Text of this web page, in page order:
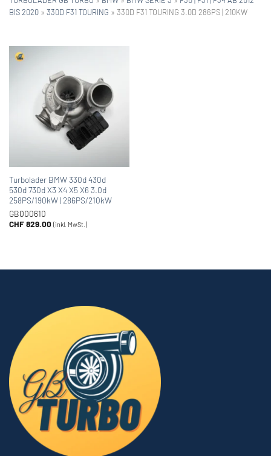
BIS 2020 » 330D F31 TOURING » 330D F31 TOURING 3.0D 286PS | 210KW
Turbolader BMW 330d 430d
530d 730d X3 X4 X5 X6 3.0d
258PS/190kW | 286PS/210kW
GB000610
CHF829.00 (inkl. MwSt.)